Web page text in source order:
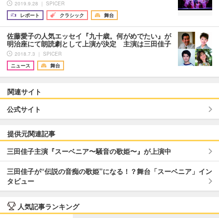
2019.9.28 ｜ SPICER
レポート
クラシック 舞台
佐藤愛子の人気エッセイ『九十歳。何がめでたい』が
明治座にて朗読劇として上演が決定 主演は三田佳子
2018.7.3 ｜ SPICER
ニュース
舞台
関連サイト
公式サイト
提供元関連記事
三田佳子主演『スーベニア〜騒音の歌姫〜』が上演中
三田佳子が“伝説の音痴の歌姫”になる！？舞台「スーベニア」イン
タビュー
人気記事ランキング